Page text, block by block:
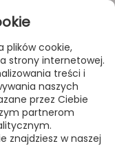
Produkt
plików cookie,
strony internetowej.
treści i
naszych
przez Ciebie
partnerom
znajdziesz w naszej